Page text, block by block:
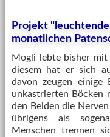
Projekt
monatlichen
Mogli lebte bisher mit
diesem hat er sich
davon zeugen einige
unkastrierten Böcken
den Beiden die
übrigens als
Menschen trennen